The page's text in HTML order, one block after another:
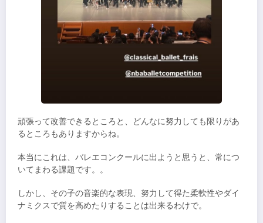
頑張って改善できるところと、どんなに努力しても限りがあ
るところもありますからね。
本当にこれは、バレエコンクールに出ようと思うと、常につ
いてまわる課題です。。
しかし、その子の音楽的な表現、努力して得た柔軟性やダイ
ナミクスで質を高めたりすることは出来るわけで。